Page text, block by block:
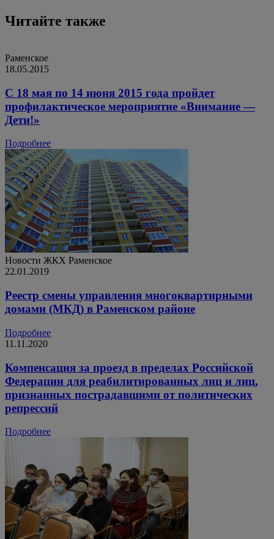
Читайте также
Раменское
18.05.2015
С 18 мая по 14 июня 2015 года пройдет
профилактическое мероприятие «Внимание —
Дети!»
Подробнее
Новости ЖКХ Раменское
22.01.2019
Реестр смены управления многоквартирными
домами (МКД) в Раменском районе
Подробнее
11.11.2020
Компенсация за проезд в пределах Российской
Федерации для реабилитированных лиц и лиц,
признанных пострадавшими от политических
репрессий
Подробнее